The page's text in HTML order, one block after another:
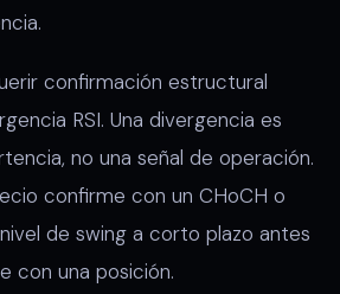
confirmación estructural
RSI. Una divergencia es
no una señal de operación.
confirme con un CHoCH o
de swing a corto plazo antes
con una posición.